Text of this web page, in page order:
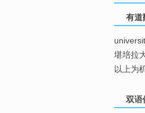
有道
堪培拉
以上为
双语